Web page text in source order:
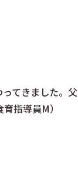
てきました。
指導員M）